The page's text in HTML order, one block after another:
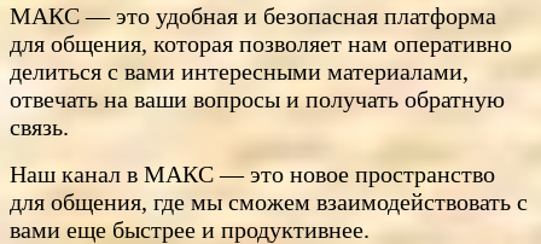
МАКС — это удобная и безопасная платформа
для общения, которая позволяет нам оперативно
делиться с вами интересными материалами,
отвечать на ваши вопросы и получать обратную
связь.
Наш канал в МАКС — это новое пространство
для общения, где мы сможем взаимодействовать с
вами еще быстрее и продуктивнее.